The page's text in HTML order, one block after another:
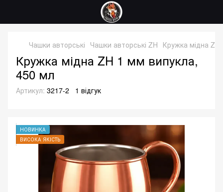
Чашки авторські Чашки авторські ZH Кружка мідна
Кружка мідна ZH 1 мм випукла,
450 мл
Артикул: 3217-2 1 відгук
НОВИНКА
ВИСОКА ЯКІСТЬ